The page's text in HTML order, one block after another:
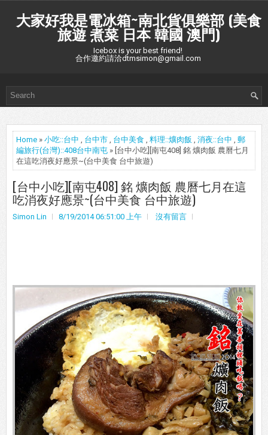
大家好我是電冰箱~南北貨俱樂部 (美食
旅遊 煮菜 日本 韓國 澳門)
Icebox is your best friend!
合作邀約請洽dtmsimon@gmail.com
Home » 小吃::台中 , 台中市 , 台中美食 , 料理::爌肉飯 , 消夜::台中 , 郵
編旅行(台灣)::408台中南屯 » [台中小吃][南屯408] 銘 爌肉飯 農曆七月
在這吃消夜好應景~(台中美食 台中旅遊)
[台中小吃][南屯408] 銘 爌肉飯 農曆七月在這
吃消夜好應景~(台中美食 台中旅遊)
Simon Lin 8/19/2014 06:51:00 上午 沒有留言